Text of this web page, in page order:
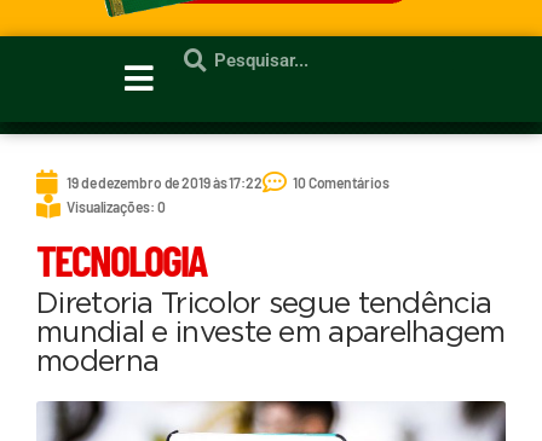
19 de dezembro de 2019 às 17:22
10 Comentários
Visualizações: 0
TECNOLOGIA
Diretoria Tricolor segue tendência
mundial e investe em aparelhagem
moderna